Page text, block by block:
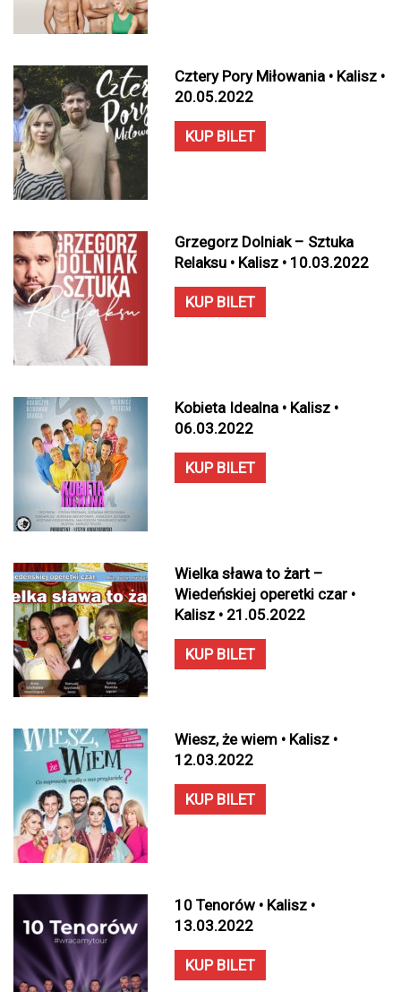
Cztery Pory Miłowania • Kalisz •
20.05.2022
KUP BILET
Grzegorz Dolniak – Sztuka
Relaksu • Kalisz • 10.03.2022
KUP BILET
Kobieta Idealna • Kalisz •
06.03.2022
KUP BILET
Wielka sława to żart –
Wiedeńskiej operetki czar •
Kalisz • 21.05.2022
KUP BILET
Wiesz, że wiem • Kalisz •
12.03.2022
KUP BILET
10 Tenorów • Kalisz •
13.03.2022
KUP BILET